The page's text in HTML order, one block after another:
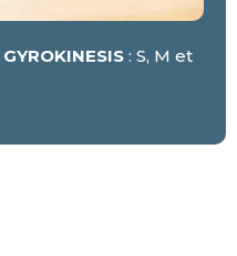
GYROKINESIS : S, M et